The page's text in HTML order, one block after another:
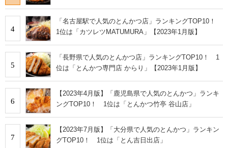
4
「名古屋駅で人気のとんかつ店」ランキングTOP10！
1位は「カツレツMATUMURA」【2023年1月版】
5
「長野県で人気のとんかつ店」ランキングTOP10！ 1
位は「とんかつ専門店 からり」【2023年1月版】
6
【2023年4月版】「鹿児島県で人気のとんかつ」ランキ
ングTOP10！ 1位は「とんかつ竹亭 谷山店」
7
【2023年7月版】「大分県で人気のとんかつ」ランキン
グTOP10！ 1位は「とん吉日出店」